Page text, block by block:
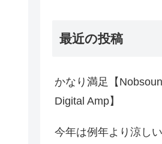
最近の投稿
かなり満足【
Digital Amp】
今年は例年より涼し